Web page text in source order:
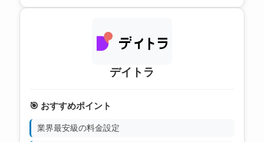
デイトラ
🎯 おすすめポイント
業界最安級の料金設定